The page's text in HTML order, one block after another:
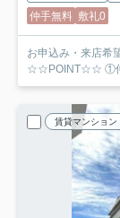
仲手無料 敷礼0
お申込み・来店希
☆☆POINT☆☆ ①仲
賃貸マンション